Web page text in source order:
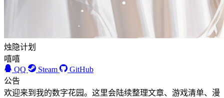
烛隐计划
嘻嘻
QQ
Steam
GitHub
公告
欢迎来到我的数字花园。这里会陆续整理文章、游戏清单、漫